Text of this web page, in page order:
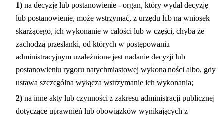
1) na decyzję lub postanowienie - organ, który wydał decyzję
lub postanowienie, może wstrzymać, z urzędu lub na wniosek
skarżącego, ich wykonanie w całości lub w części, chyba że
zachodzą przesłanki, od których w postępowaniu
administracyjnym uzależnione jest nadanie decyzji lub
postanowieniu rygoru natychmiastowej wykonalności albo, gdy
ustawa szczególna wyłącza wstrzymanie ich wykonania;
2) na inne akty lub czynności z zakresu administracji publicznej
dotyczące uprawnień lub obowiązków wynikających z